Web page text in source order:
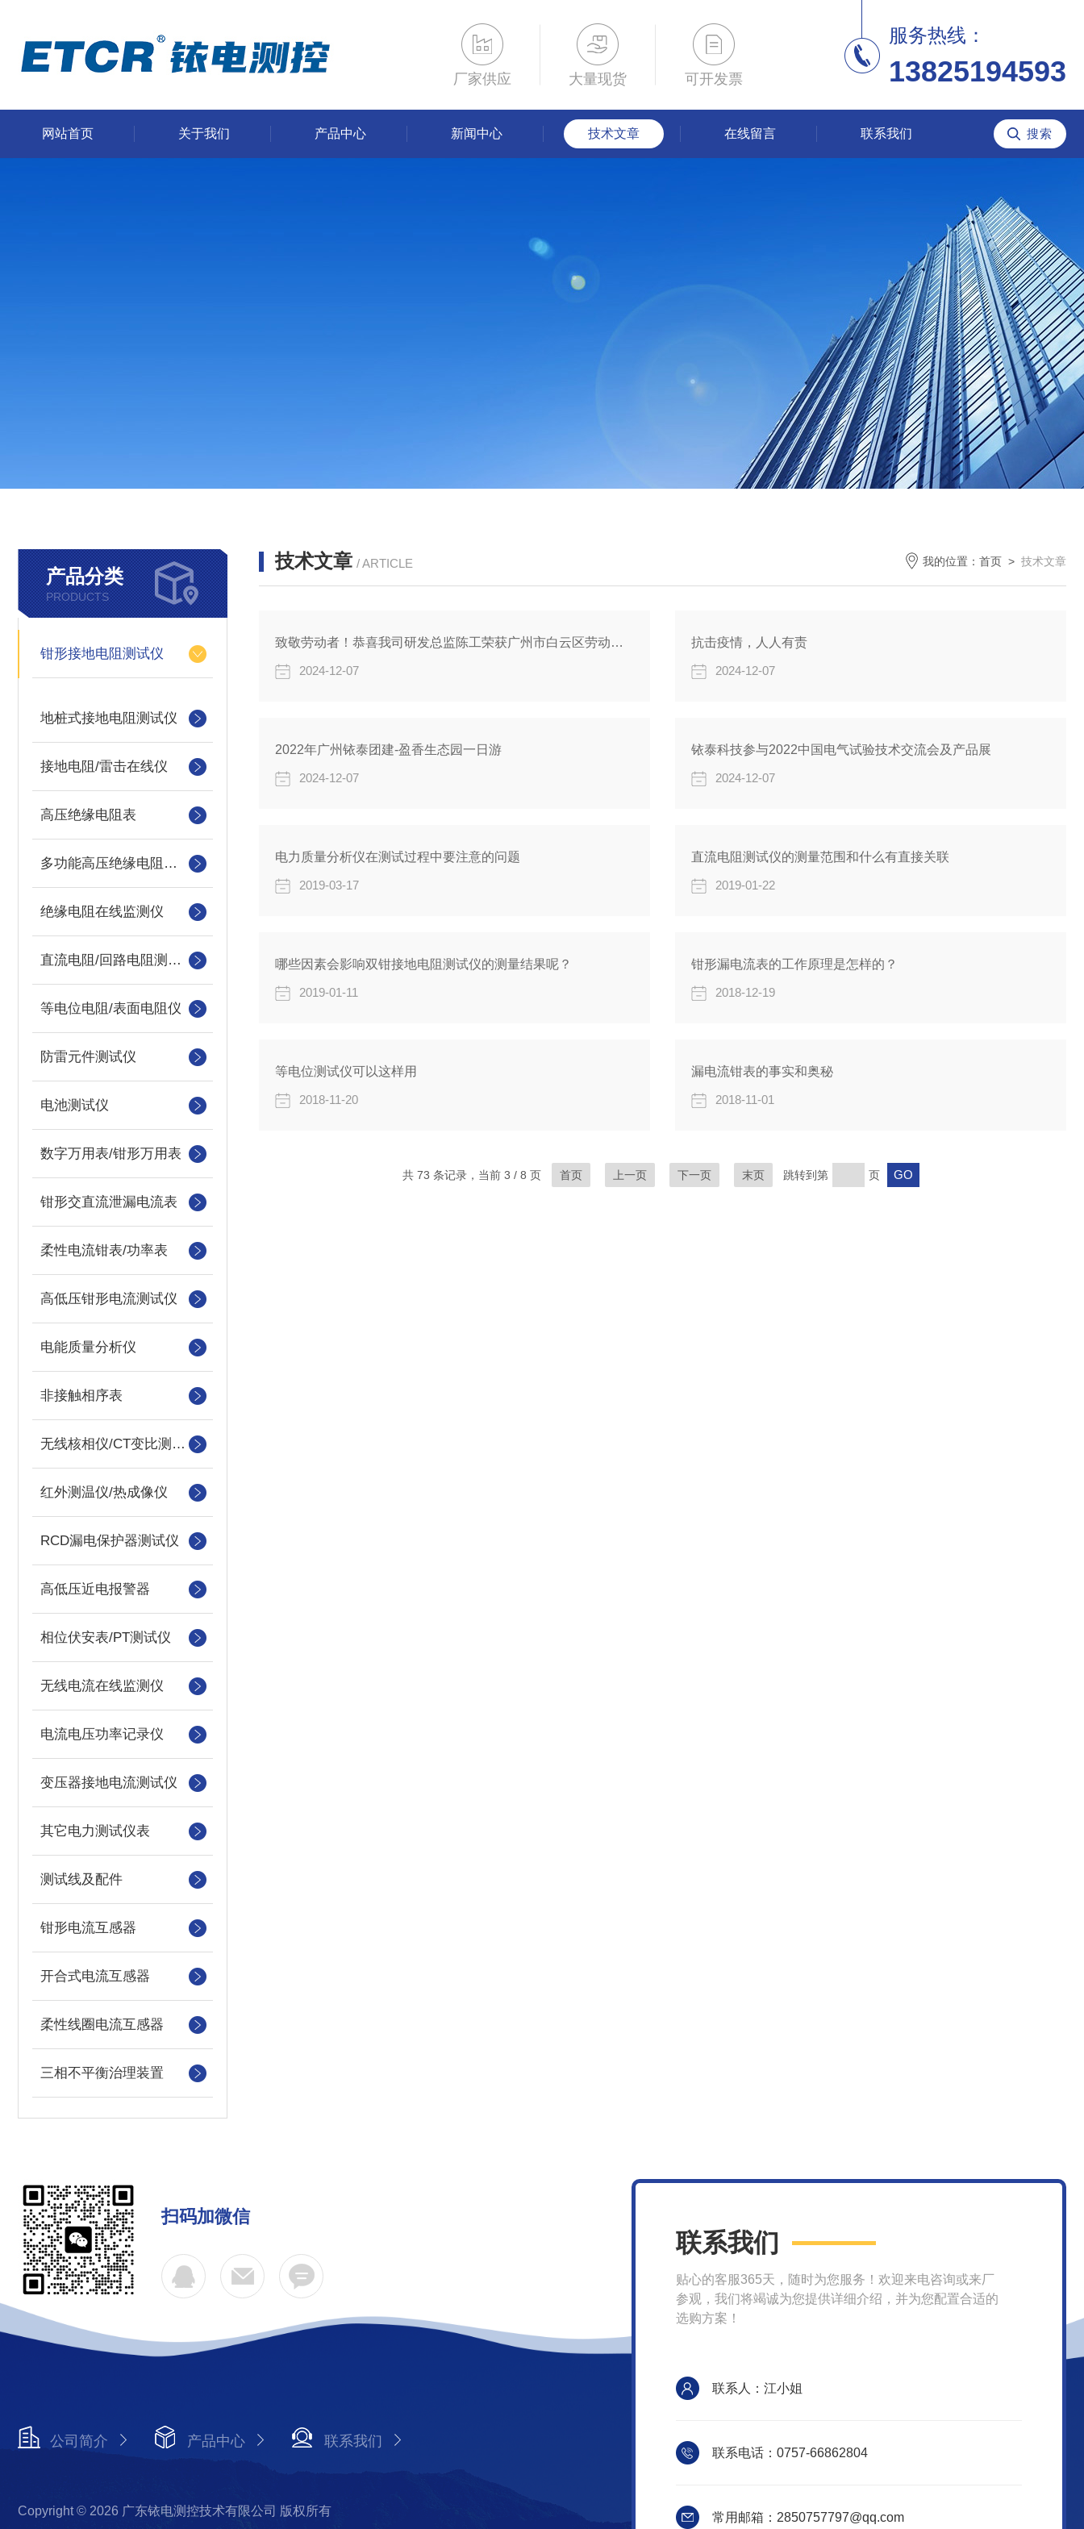
厂家供应 大量现货 可开发票
服务热线：
13825194593
网站首页 关于我们 产品中心 新闻中心 技术文章 在线留言 联系我们
产品分类
PRODUCTS
钳形接地电阻测试仪
地桩式接地电阻测试仪
接地电阻/雷击在线仪
高压绝缘电阻表
多功能高压绝缘电阻测试仪
绝缘电阻在线监测仪
直流电阻/回路电阻测试仪
等电位电阻/表面电阻仪
防雷元件测试仪
电池测试仪
数字万用表/钳形万用表
钳形交直流泄漏电流表
柔性电流钳表/功率表
高低压钳形电流测试仪
电能质量分析仪
非接触相序表
无线核相仪/CT变比测试仪
红外测温仪/热成像仪
RCD漏电保护器测试仪
高低压近电报警器
相位伏安表/PT测试仪
无线电流在线监测仪
电流电压功率记录仪
变压器接地电流测试仪
其它电力测试仪表
测试线及配件
钳形电流互感器
开合式电流互感器
柔性线圈电流互感器
三相不平衡治理装置
技术文章 / ARTICLE 我的位置： 首页 > 技术文章
致敬劳动者！恭喜我司研发总监陈工荣获广州市白云区劳动称号
2024-12-07
抗击疫情，人人有责
2024-12-07
2022年广州铱泰团建-盈香生态园一日游
2024-12-07
铱泰科技参与2022中国电气试验技术交流会及产品展
2024-12-07
电力质量分析仪在测试过程中要注意的问题
2019-03-17
直流电阻测试仪的测量范围和什么有直接关联
2019-01-22
哪些因素会影响双钳接地电阻测试仪的测量结果呢？
2019-01-11
钳形漏电流表的工作原理是怎样的？
2018-12-19
等电位测试仪可以这样用
2018-11-20
漏电流钳表的事实和奥秘
2018-11-01
共 73 条记录，当前 3 / 8 页 首页 上一页 下一页 末页 跳转到第 页
扫码加微信
公司简介 产品中心 联系我们
Copyright © 2026 广东铱电测控技术有限公司 版权所有
联系我们
贴心的客服365天，随时为您服务！欢迎来电咨询或来厂
参观，我们将竭诚为您提供详细介绍，并为您配置合适的
选购方案！
联系人：江小姐
联系电话：0757-66862804
常用邮箱：2850757797@qq.com